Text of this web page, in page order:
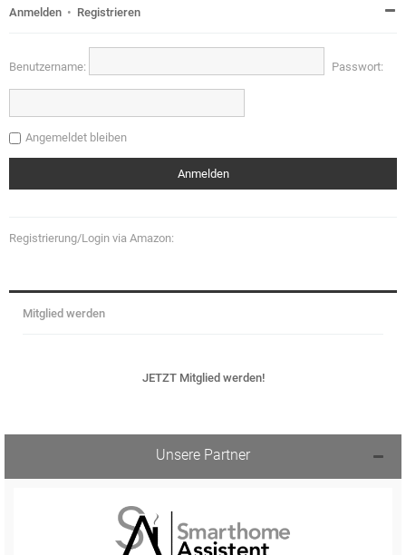
Anmelden • Registrieren
Benutzername: Passwort:
Angemeldet bleiben
Registrierung/Login via Amazon:
Mitglied werden
JETZT Mitglied werden!
Unsere Partner